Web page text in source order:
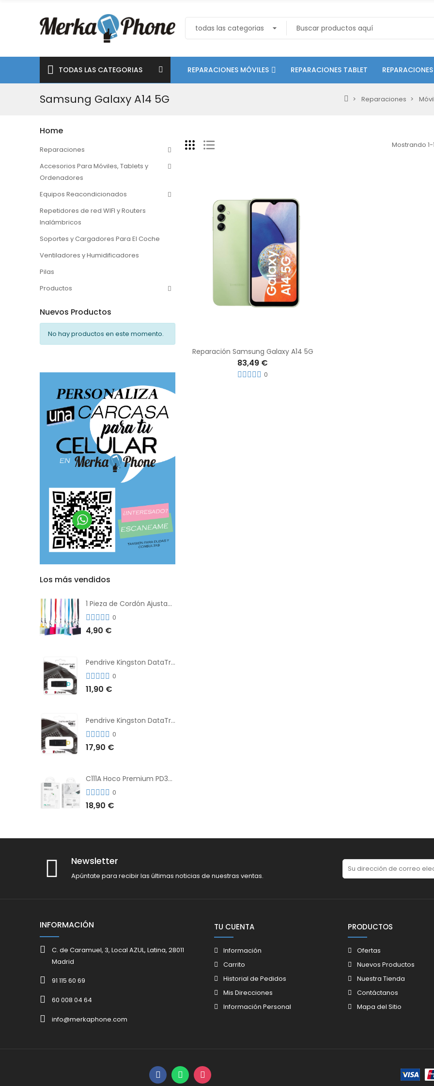
TODAS LAS CATEGORIAS REPARACIONES MÓVILES REPARACIONES TABLET
Samsung Galaxy A14 5G Reparaciones
Home
Reparaciones
Accesorios Para Móviles, Tablets y
Ordenadores
Equipos Reacondicionados
Repetidores de red WIFI y Routers
Inalámbricos
Soportes y Cargadores Para El Coche
Ventiladores y Humidificadores
Pilas
Productos
Nuevos Productos
No hay productos en este momento.
Los más vendidos
1 Pieza de Cordón Ajustable Universal Para el Teléfono Con Clip Antipérdida
0
4,90 €
Pendrive Kingston DataTraveler® Exodia™ 64GB 3.2'
0
11,90 €
Pendrive Kingston DataTraveler® Exodia™ 128GB 3.2´
0
17,90 €
C111A Hoco Premium PD30W Adaptador de Carga Rápida Puerto Dual USB+Tipo C + Cable
0
18,90 €
Mostrando
Reparación Samsung Galaxy A14 5G
83,49 €
0
Newsletter
Apúntate para recibir las últimas noticias de nuestras ventas.
INFORMACIÓN
C. de Caramuel, 3, Local AZUL, Latina, 28011
Madrid
91 115 60 69
60 008 04 64
info@merkaphone.com
TU CUENTA
Información
Carrito
Historial de Pedidos
Mis Direcciones
Información Personal
PRODUCTOS
Ofertas
Nuevos Productos
Nuestra Tienda
Contáctanos
Mapa del Sitio